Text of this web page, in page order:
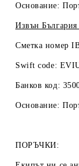
Основание:
Извън България
Сметка номер
Swift code:
Банков код:
Основание:
ПОРЪЧКИ: